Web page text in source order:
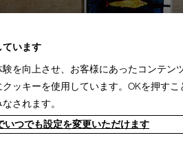
ています
を向上させ、お客様にあったコンテン
ッキーを使用しています。OKを押す
されます。
いつでも設定を変更いただけます